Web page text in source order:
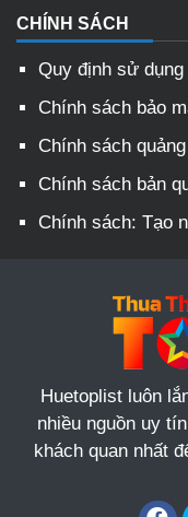
CHÍNH SÁCH
Quy định sử dụng
Chính sách bảo
Chính sách
Chính sách bản
Chính sách: Tạo
Huetoplist luôn
nhiều nguồn uy
khách quan nhất